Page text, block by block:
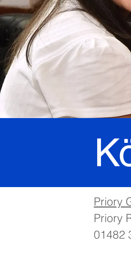
Priory
Priory
01482